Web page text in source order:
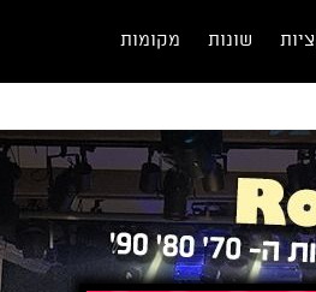
שונות מקומות